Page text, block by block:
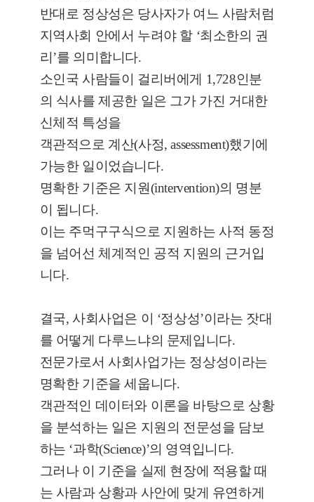
반대로 정상성은 당사자가 여느 사람처럼
지역사회 안에서 누려야 할 ‘최소한의 권
리’를 의미합니다.
소인국 사람들이 걸리버에게 1,728인분
의 식사를 제공한 일은 그가 가진 거대한
신체적 특성을
객관적으로 계산(사정, assessment)했기에
가능한 일이었습니다.
명확한 기준은 지원(intervention)의 명분
이 됩니다.
이는 주먹구구식으로 지원하는 사적 동정
을 넘어선 체계적인 공적 지원의 근거입
니다.
결국, 사회사업은 이 ‘정상성’이라는 잣대
를 어떻게 다루느냐의 문제입니다.
전문가로서 사회사업가는 정상성이라는
명확한 기준을 세웁니다.
객관적인 데이터와 이론을 바탕으로 상황
을 분석하는 일은 지원의 전문성을 담보
하는 ‘과학(Science)’의 영역입니다.
그러나 이 기준을 실제 현장에 적용할 때
는 사람과 상황과 사안에 맞게 유연하게